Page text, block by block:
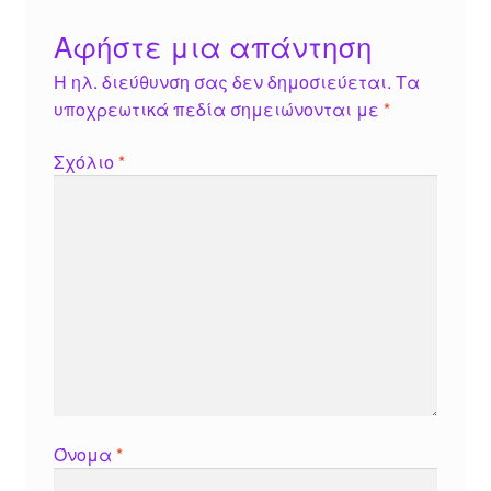
Αφήστε μια απάντηση
Η ηλ. διεύθυνση σας δεν δημοσιεύεται. Τα
υποχρεωτικά πεδία σημειώνονται με *
Σχόλιο*
Όνομα *